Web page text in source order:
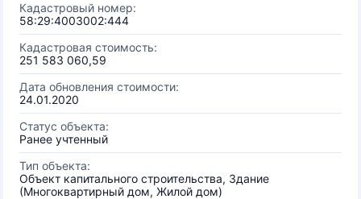
Кадастровый номер:
58:29:4003002:444
Кадастровая стоимость:
251 583 060,59
Дата обновления стоимости:
24.01.2020
Статус объекта:
Ранее учтенный
Тип объекта:
Объект капитального строительства, Здание
(Многоквартирный дом, Жилой дом)